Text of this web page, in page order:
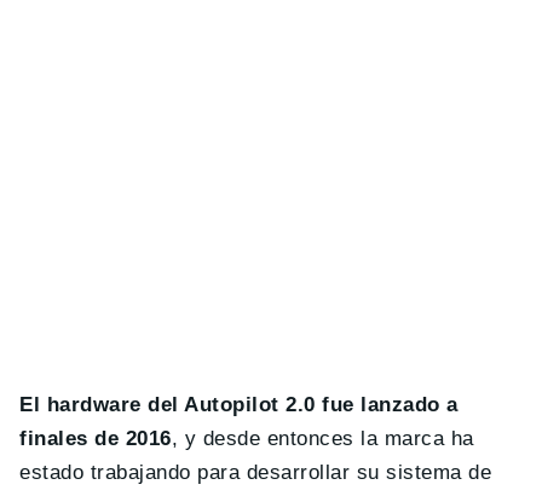
El hardware del Autopilot 2.0 fue lanzado a
finales de 2016, y desde entonces la marca ha
estado trabajando para desarrollar su sistema de